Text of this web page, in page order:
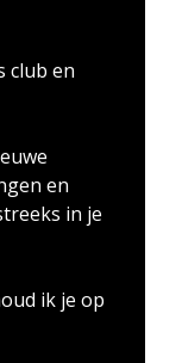
club en
en
in je
ik je op